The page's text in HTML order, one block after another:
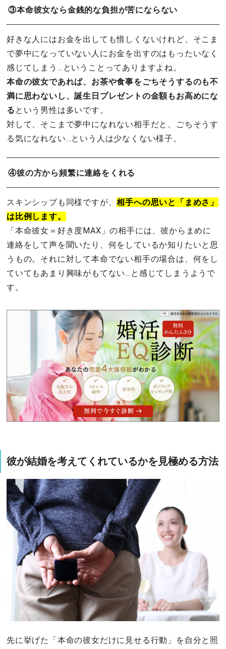
③本命彼女なら金銭的な負担が苦にならない
好きな人にはお金を出しても惜しくないけれど、そこま
で夢中になっていない人にお金を出すのはもったいなく
感じてしまう…ということってありますよね。
本命の彼女であれば、お茶や食事をごちそうするのも不
満に思わないし、誕生日プレゼントの金額もお高めにな
る という男性は多いです。
対して、そこまで夢中になれない相手だと、ごちそうす
る気になれない…という人は少なくない様子。
④彼の方から頻繁に連絡をくれる
スキンシップも同様ですが、相手への思いと「まめさ」
は比例します。
「本命彼女＝好き度MAX」の相手には、彼からまめに
連絡をして声を聞いたり、何をしているか知りたいと思
うもの。それに対して本命でない相手の場合は、何をし
ていてもあまり興味がもてない…と感じてしまうようで
す。
彼が結婚を考えてくれているかを見極める方法
先に挙げた「本命の彼女だけに見せる行動」を自分と照